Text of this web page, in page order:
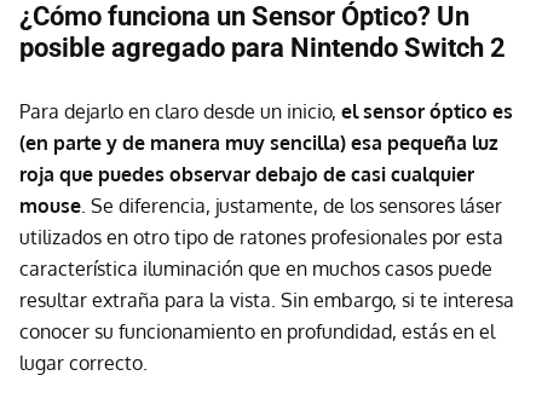
¿Cómo funciona un Sensor Óptico? Un
posible agregado para Nintendo Switch 2
Para dejarlo en claro desde un inicio, el sensor óptico es
(en parte y de manera muy sencilla) esa pequeña luz
roja que puedes observar debajo de casi cualquier
mouse. Se diferencia, justamente, de los sensores láser
utilizados en otro tipo de ratones profesionales por esta
característica iluminación que en muchos casos puede
resultar extraña para la vista. Sin embargo, si te interesa
conocer su funcionamiento en profundidad, estás en el
lugar correcto.